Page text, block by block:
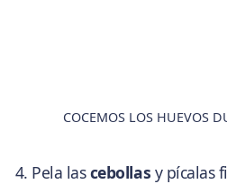
COCEMOS LOS HUEVOS
Pela lascebollas y pícalas